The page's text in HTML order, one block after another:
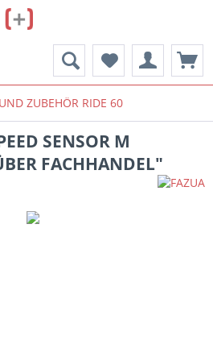
ZUBEHÖR RIDE 60
SENSOR M
FACHHANDEL"